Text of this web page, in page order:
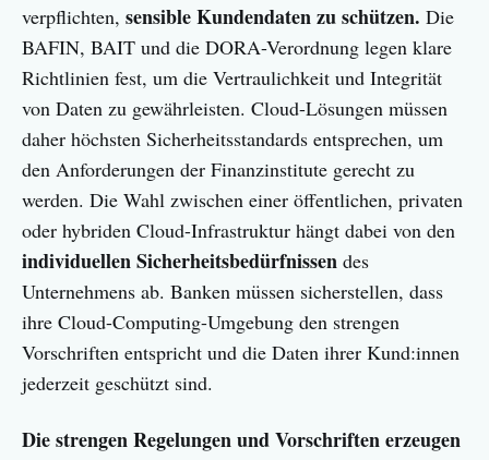
verpflichten, sensible Kundendaten zu schützen. Die
BAFIN, BAIT und die DORA-Verordnung legen klare
Richtlinien fest, um die Vertraulichkeit und Integrität
von Daten zu gewährleisten. Cloud-Lösungen müssen
daher höchsten Sicherheitsstandards entsprechen, um
den Anforderungen der Finanzinstitute gerecht zu
werden. Die Wahl zwischen einer öffentlichen, privaten
oder hybriden Cloud-Infrastruktur hängt dabei von den
individuellen Sicherheitsbedürfnissen des
Unternehmens ab. Banken müssen sicherstellen, dass
ihre Cloud-Computing-Umgebung den strengen
Vorschriften entspricht und die Daten ihrer Kund:innen
jederzeit geschützt sind.
Die strengen Regelungen und Vorschriften erzeugen